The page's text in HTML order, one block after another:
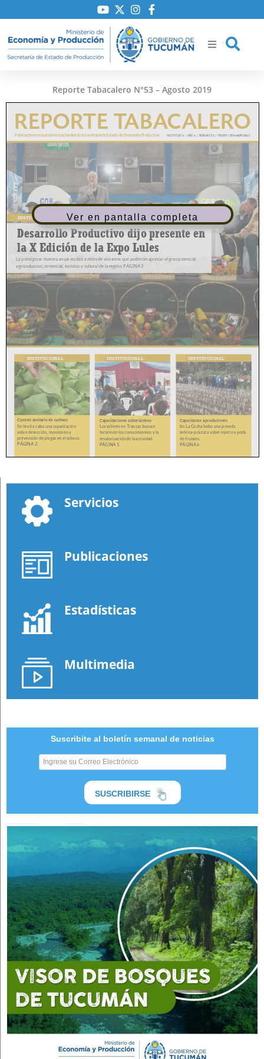
al
Reporte Tabacalero N°53 – Agosto 2019
Ver en pantalla completa
Servicios
Publicaciones
Estadísticas
Multimedia
Suscribite al boletín semanal de noticias
SUSCRIBIRSE